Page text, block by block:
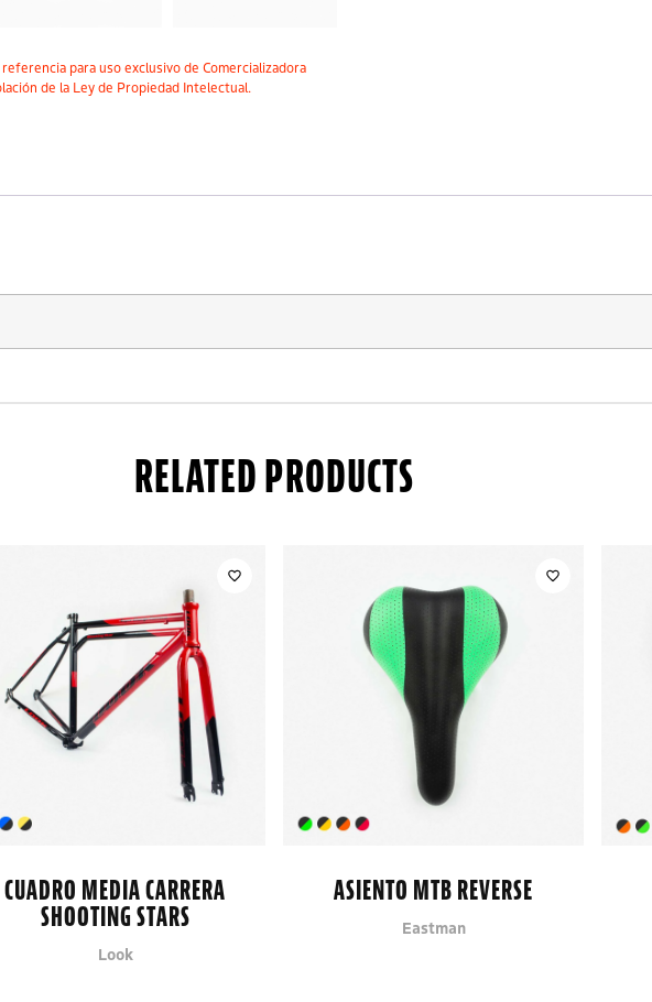
para uso exclusivo de Comercializadora
de la Ley de Propiedad Intelectual.
RELATED PRODUCTS
CUADRO MEDIA CARRERA
SHOOTING STARS
Look
ASIENTO MTB REVERSE
Eastman